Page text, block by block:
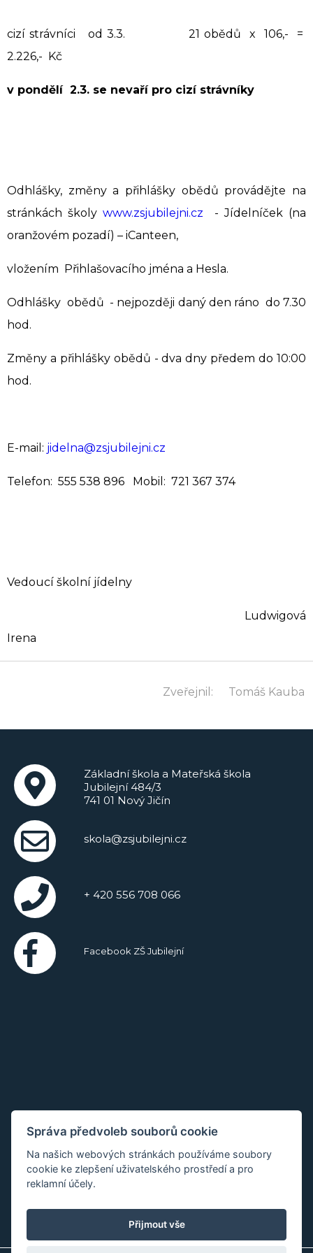
cizí strávníci od 3.3. 21 obědů x 106,- =
2.226,- Kč
v pondělí 2.3. se nevaří pro cizí strávníky
Odhlášky, změny a přihlášky obědů provádějte na
stránkách školy www.zsjubilejni.cz - Jídelníček (na
oranžovém pozadí) – iCanteen,
vložením Přihlašovacího jména a Hesla.
Odhlášky obědů - nejpozději daný den ráno do 7.30
hod.
Změny a přihlášky obědů - dva dny předem do 10:00
hod.
E-mail: jidelna@zsjubilejni.cz
Telefon: 555 538 896 Mobil: 721 367 374
Vedoucí školní jídelny
Ludwigová
Irena
Zveřejnil: Tomáš Kauba
Základní škola a Mateřská škola
Jubilejní 484/3
741 01 Nový Jičín
skola@zsjubilejni.cz
+ 420 556 708 066
Facebook ZŠ Jubilejní
Správa předvoleb souborů cookie
Na našich webových stránkách používáme soubory
cookie ke zlepšení uživatelského prostředí a pro
reklamní účely.
Přijmout vše